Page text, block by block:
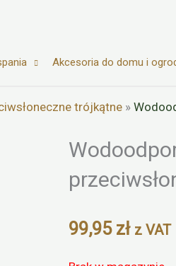
Akcesoria do domu i
trójkątne »
99,95 zł z VAT